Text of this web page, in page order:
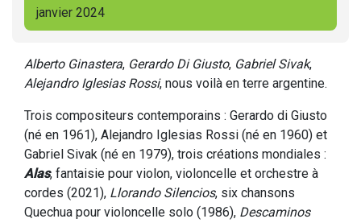
janvier 2024
Alberto Ginastera, Gerardo Di Giusto, Gabriel Sivak,
Alejandro Iglesias Rossi, nous voilà en terre argentine.
Trois compositeurs contemporains : Gerardo di Giusto
(né en 1961), Alejandro Iglesias Rossi (né en 1960) et
Gabriel Sivak (né en 1979), trois créations mondiales :
Alas, fantaisie pour violon, violoncelle et orchestre à
cordes (2021), Llorando Silencios, six chansons
Quechua pour violoncelle solo (1986), Descaminos